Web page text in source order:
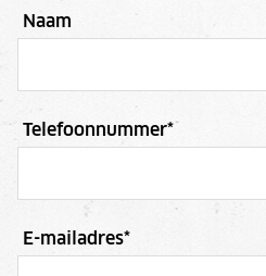
Naam
Telefoonnummer*
E-mailadres*